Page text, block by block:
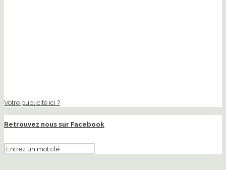
Votre publicité ici ?
Retrouvez nous sur Facebook